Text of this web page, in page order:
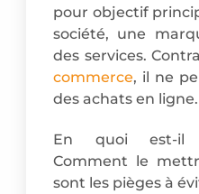
pour objectif
société, une
des services.
commerce, il ne
des achats en ligne.
En quoi est-il
Comment le
sont les pièges à